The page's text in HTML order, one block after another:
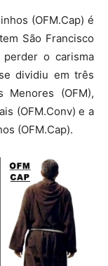
(OFM.Cap) é
São Francisco
o carisma
dividiu em três
Menores (OFM),
(OFM.Conv) e a
(OFM.Cap).